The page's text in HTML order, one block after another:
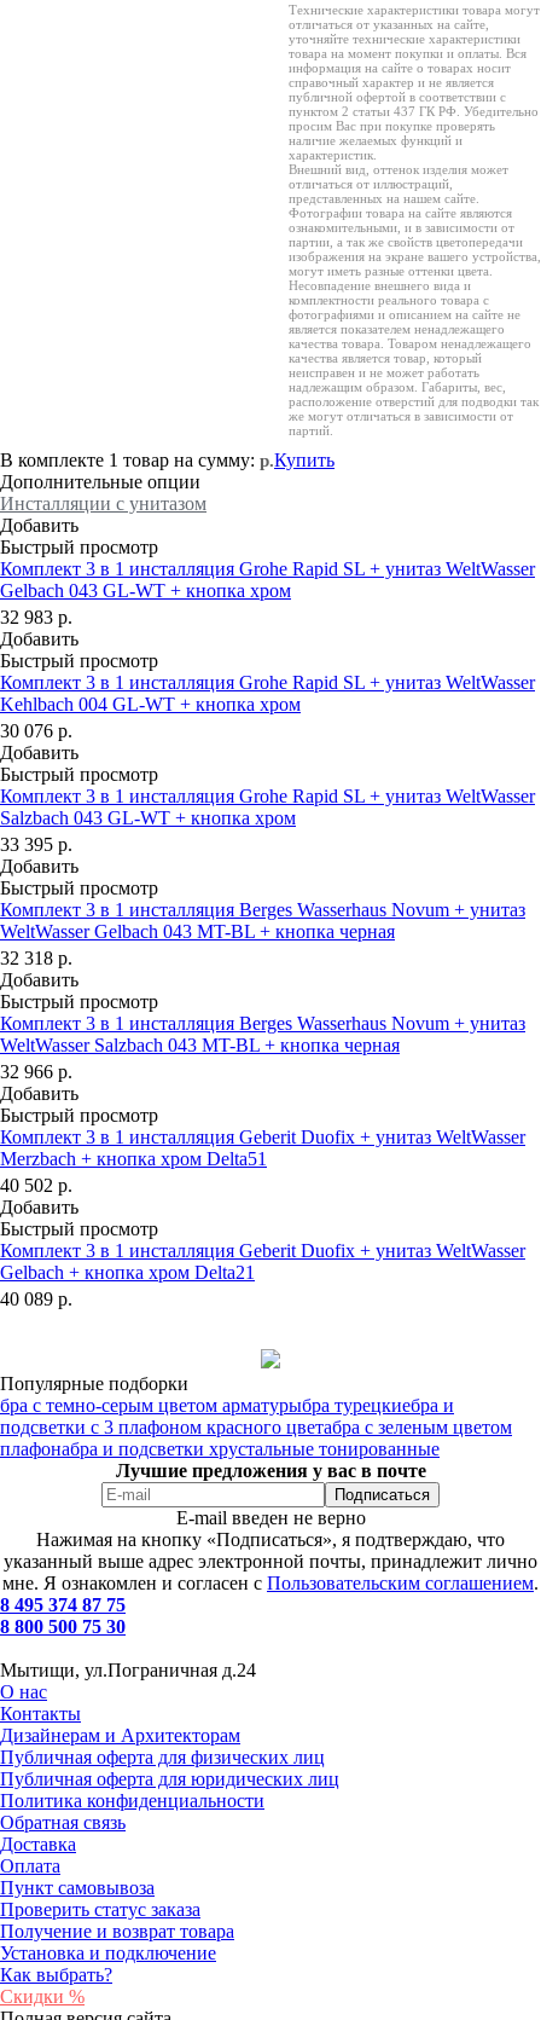
Технические характеристики товара могут
отличаться от указанных на сайте,
уточняйте технические характеристики
товара на момент покупки и оплаты. Вся
информация на сайте о товарах носит
справочный характер и не является
публичной офертой в соответствии с
пунктом 2 статьи 437 ГК РФ. Убедительно
просим Вас при покупке проверять
наличие желаемых функций и
характеристик.
Внешний вид, оттенок изделия может
отличаться от иллюстраций,
представленных на нашем сайте.
Фотографии товара на сайте являются
ознакомительными, и в зависимости от
партии, а так же свойств цветопередачи
изображения на экране вашего устройства,
могут иметь разные оттенки цвета.
Несовпадение внешнего вида и
комплектности реального товара с
фотографиями и описанием на сайте не
является показателем ненадлежащего
качества товара. Товаром ненадлежащего
качества является товар, который
неисправен и не может работать
надлежащим образом. Габариты, вес,
расположение отверстий для подводки так
же могут отличаться в зависимости от
партий.
В комплекте 1 товар на сумму: р.Купить
Дополнительные опции
Инсталляции с унитазом
Добавить
Быстрый просмотр
Комплект 3 в 1 инсталляция Grohe Rapid SL + унитаз WeltWasser
Gelbach 043 GL-WT + кнопка хром
32 983 р.
Добавить
Быстрый просмотр
Комплект 3 в 1 инсталляция Grohe Rapid SL + унитаз WeltWasser
Kehlbach 004 GL-WT + кнопка хром
30 076 р.
Добавить
Быстрый просмотр
Комплект 3 в 1 инсталляция Grohe Rapid SL + унитаз WeltWasser
Salzbach 043 GL-WT + кнопка хром
33 395 р.
Добавить
Быстрый просмотр
Комплект 3 в 1 инсталляция Berges Wasserhaus Novum + унитаз
WeltWasser Gelbach 043 MT-BL + кнопка черная
32 318 р.
Добавить
Быстрый просмотр
Комплект 3 в 1 инсталляция Berges Wasserhaus Novum + унитаз
WeltWasser Salzbach 043 MT-BL + кнопка черная
32 966 р.
Добавить
Быстрый просмотр
Комплект 3 в 1 инсталляция Geberit Duofix + унитаз WeltWasser
Merzbach + кнопка хром Delta51
40 502 р.
Добавить
Быстрый просмотр
Комплект 3 в 1 инсталляция Geberit Duofix + унитаз WeltWasser
Gelbach + кнопка хром Delta21
40 089 р.
Популярные подборки
бра с темно-серым цветом арматурыбра турецкиебра и
подсветки с 3 плафоном красного цветабра с зеленым цветом
плафонабра и подсветки хрустальные тонированные
Лучшие предложения у вас в почте
E-mail введен не верно
Нажимая на кнопку «Подписаться», я подтверждаю, что
указанный выше адрес электронной почты, принадлежит лично
мне. Я ознакомлен и согласен с Пользовательским соглашением.
8 495 374 87 75
8 800 500 75 30
Мытищи, ул.Пограничная д.24
О нас
Контакты
Дизайнерам и Архитекторам
Публичная оферта для физических лиц
Публичная оферта для юридических лиц
Политика конфиденциальности
Обратная связь
Доставка
Оплата
Пункт самовывоза
Проверить статус заказа
Получение и возврат товара
Установка и подключение
Как выбрать?
Скидки %